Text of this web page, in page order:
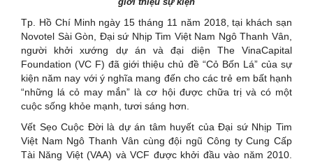
Tp. Hồ Chí Minh ngày 15 tháng 11 năm 2018, tại khách sạn
Novotel Sài Gòn, Đại sứ Nhịp Tim Việt Nam Ngô Thanh Vân,
người khởi xướng dự án và đại diện The VinaCapital
Foundation (VC F) đã giới thiệu chủ đề “Cỏ Bốn Lá” của sự
kiện năm nay với ý nghĩa mang đến cho các trẻ em bất hạnh
“những lá cỏ may mắn” là cơ hội được chữa trị và có một
cuộc sống khỏe mạnh, tươi sáng hơn.
Vết Sẹo Cuộc Đời là dự án tâm huyết của Đại sứ Nhịp Tim
Việt Nam Ngô Thanh Vân cùng đội ngũ Công ty Cung Cấp
Tài Năng Việt (VAA) và VCF được khởi đầu vào năm 2010.